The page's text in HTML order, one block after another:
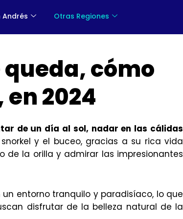
Andrés
Otras Regiones
queda, cómo
2024
de un día al sol, nadar en las cálidas
y el buceo, gracias a su rica vida
de la orilla y admirar las impresionantes
entorno tranquilo y paradisíaco, lo que
disfrutar de la belleza natural de la